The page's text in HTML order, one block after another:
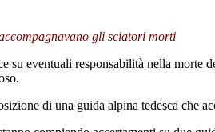
gli sciatori morti
eventuali responsabilità nella morte
di una guida alpina tedesca che